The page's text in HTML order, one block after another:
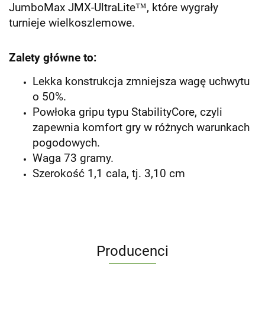
JumboMax JMX-UltraLite™, które wygrały
turnieje wielkoszlemowe.
Zalety główne to:
Lekka konstrukcja zmniejsza wagę uchwytu
o 50%.
Powłoka gripu typu StabilityCore, czyli
zapewnia komfort gry w różnych warunkach
pogodowych.
Waga 73 gramy.
Szerokość 1,1 cala, tj. 3,10 cm
Producenci